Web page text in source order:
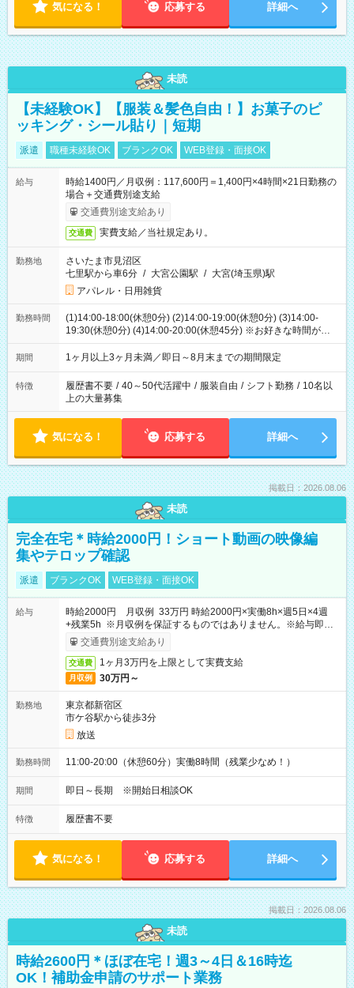
気になる！ 応募する 詳細へ
未読
【未経験OK】【服装＆髪色自由！】お菓子のピ
ッキング・シール貼り｜短期
派遣 職種未経験OK ブランクOK WEB登録・面接OK
給与
時給1400円／月収例：117,600円＝1,400円×4時間×21日勤務の
場合＋交通費別途支給
交通費別途支給あり
交通費 実費支給／当社規定あり。
勤務地
さいたま市見沼区
七里駅から車6分 / 大宮公園駅 / 大宮(埼玉県)駅
アパレル・日用雑貨
勤務時間
(1)14:00-18:00(休憩0分) (2)14:00-19:00(休憩0分) (3)14:00-
19:30(休憩0分) (4)14:00-20:00(休憩45分) ※お好きな時間が選べ
ます
期間 1ヶ月以上3ヶ月未満／即日～8月末までの期間限定
特徴 履歴書不要 / 40～50代活躍中 / 服装自由 / シフト勤務 / 10名以
上の大量募集
気になる！ 応募する 詳細へ
掲載日：2026.08.06
未読
完全在宅＊時給2000円！ショート動画の映像編
集やテロップ確認
派遣 ブランクOK WEB登録・面接OK
給与
時給2000円 月収例 33万円 時給2000円×実働8h×週5日×4週
+残業5h ※月収例を保証するものではありません。※給与即受
取りサービス利用可（利用条件有）
交通費別途支給あり
交通費 1ヶ月3万円を上限として実費支給
月収例 30万円～
勤務地
東京都新宿区
市ケ谷駅から徒歩3分
放送
勤務時間 11:00-20:00（休憩60分）実働8時間（残業少なめ！）
期間 即日～長期 ※開始日相談OK
特徴 履歴書不要
気になる！ 応募する 詳細へ
掲載日：2026.08.06
未読
時給2600円＊ほぼ在宅！週3～4日＆16時迄
OK！補助金申請のサポート業務